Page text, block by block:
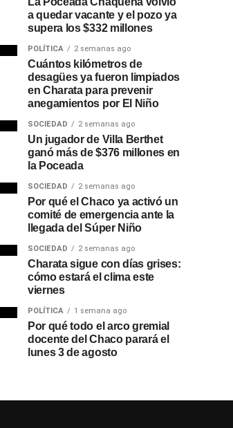
a quedar vacante y el pozo ya
supera los $332 millones
POLÍTICA 2 semanas ago
Cuántos kilómetros de
desagües ya fueron limpiados
en Charata para prevenir
anegamientos por El Niño
SOCIEDAD 2 semanas ago
Un jugador de Villa Berthet
ganó más de $376 millones en
la Poceada
SOCIEDAD 2 semanas ago
Por qué el Chaco ya activó un
comité de emergencia ante la
llegada del Súper Niño
SOCIEDAD 2 semanas ago
Charata sigue con días grises:
cómo estará el clima este
viernes
POLÍTICA 1 semana ago
Por qué todo el arco gremial
docente del Chaco parará el
lunes 3 de agosto